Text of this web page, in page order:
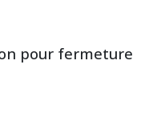
pour fermeture